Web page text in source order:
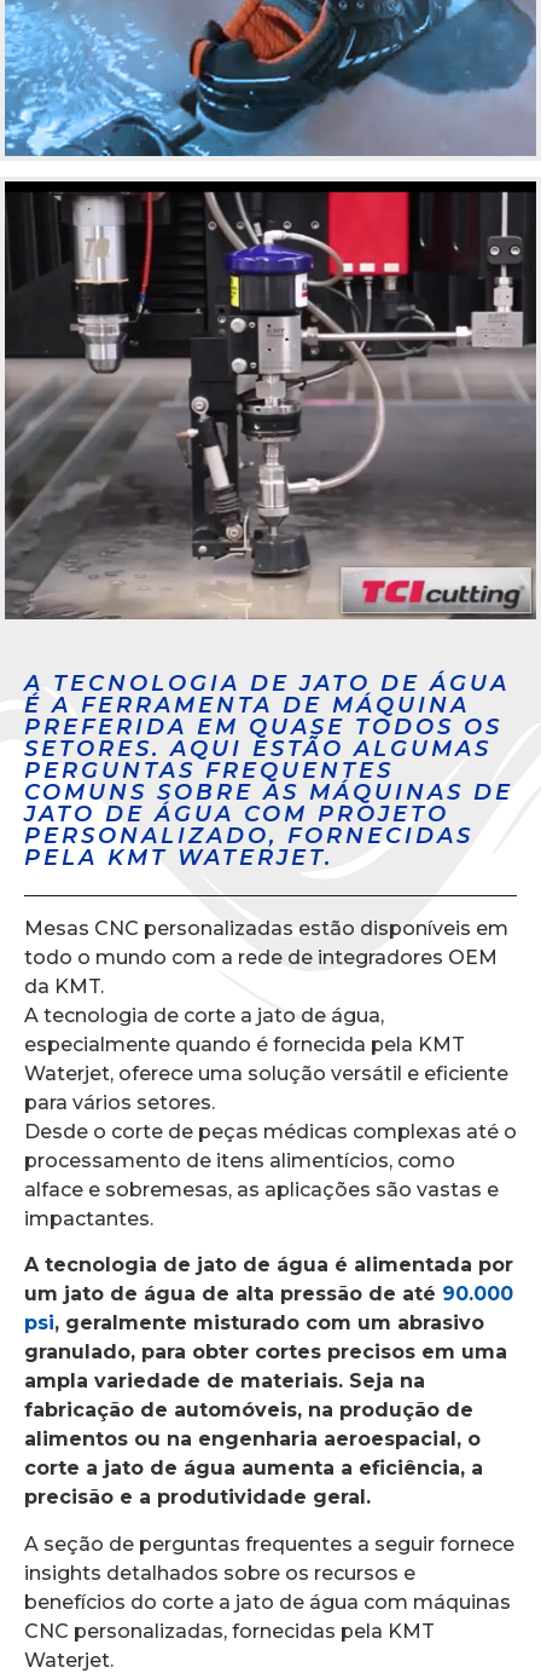
A TECNOLOGIA DE JATO DE ÁGUA
É A FERRAMENTA DE MÁQUINA
PREFERIDA EM QUASE TODOS OS
SETORES. AQUI ESTÃO ALGUMAS
PERGUNTAS FREQUENTES
COMUNS SOBRE AS MÁQUINAS DE
JATO DE ÁGUA COM PROJETO
PERSONALIZADO, FORNECIDAS
PELA KMT WATERJET.
Mesas CNC personalizadas estão disponíveis em
todo o mundo com a rede de integradores OEM
da KMT.
A tecnologia de corte a jato de água,
especialmente quando é fornecida pela KMT
Waterjet, oferece uma solução versátil e eficiente
para vários setores.
Desde o corte de peças médicas complexas até o
processamento de itens alimentícios, como
alface e sobremesas, as aplicações são vastas e
impactantes.
A tecnologia de jato de água é alimentada por
um jato de água de alta pressão de até 90.000
psi, geralmente misturado com um abrasivo
granulado, para obter cortes precisos em uma
ampla variedade de materiais. Seja na
fabricação de automóveis, na produção de
alimentos ou na engenharia aeroespacial, o
corte a jato de água aumenta a eficiência, a
precisão e a produtividade geral.
A seção de perguntas frequentes a seguir fornece
insights detalhados sobre os recursos e
benefícios do corte a jato de água com máquinas
CNC personalizadas, fornecidas pela KMT
Waterjet.